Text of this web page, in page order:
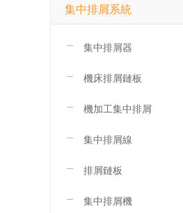
集中排屑系統
集中排屑器
機床排屑鏈板
機加工集中排屑
集中排屑線
排屑鏈板
集中排屑機